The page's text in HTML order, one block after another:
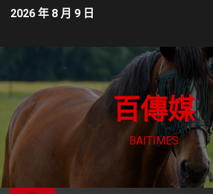
2026 年 8 月 9 日
百傳媒
BAITIMES